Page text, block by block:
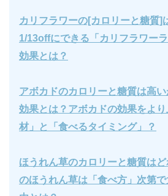
カリフラワーの[カロリーと糖質]
1/13offにできる「カリフラワー
効果とは？
アボカドのカロリーと糖質は高
効果とは？アボカドの効果をよ
材」と「食べるタイミング」？
ほうれん草のカロリーと糖質は
のほうれん草は「食べ方」次第